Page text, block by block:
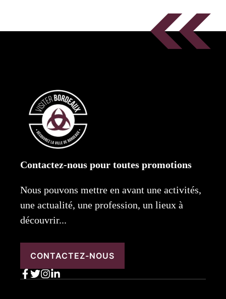
Contactez-nous pour toutes promotions
Nous pouvons mettre en avant une activités,
une actualité, une profession, un lieux à
découvrir...
CONTACTEZ-NOUS